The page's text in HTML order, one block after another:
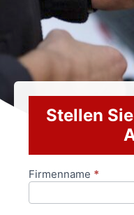
Stellen
Anfrageformular
Firmenname *